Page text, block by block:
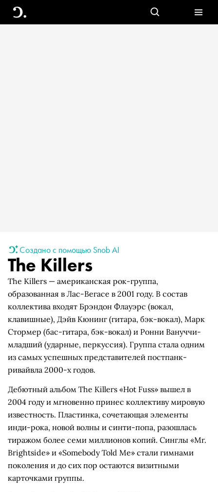
Создано с помощью Snob AI
The Killers
The Killers — американская рок-группа,
образованная в Лас-Вегасе в 2001 году. В состав
коллектива входят Брэндон Флауэрс (вокал,
клавишные), Дэйв Кюнинг (гитара, бэк-вокал), Марк
Стормер (бас-гитара, бэк-вокал) и Ронни Вануччи-
младший (ударные, перкуссия). Группа стала одним
из самых успешных представителей постпанк-
ривайвла 2000-х годов.
Дебютный альбом The Killers «Hot Fuss» вышел в
2004 году и мгновенно принес коллективу мировую
известность. Пластинка, сочетающая элементы
инди-рока, новой волны и синти-попа, разошлась
тиражом более семи миллионов копий. Синглы «Mr.
Brightside» и «Somebody Told Me» стали гимнами
поколения и до сих пор остаются визитными
карточками группы.